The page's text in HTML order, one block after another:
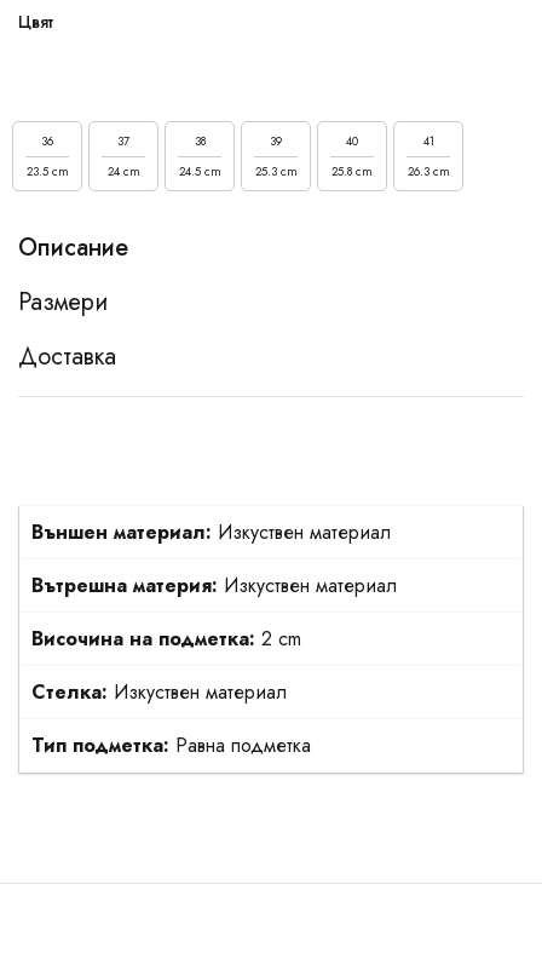
Цвят
36
23.5 cm
37
24 cm
38
24.5 cm
39
25.3 cm
40
25.8 cm
41
26.3 cm
Описание
Размери
Доставка
Външен материал: Изкуствен материал
Вътрешна материя: Изкуствен материал
Височина на подметка: 2 cm
Стелка: Изкуствен материал
Тип подметка: Равна подметка